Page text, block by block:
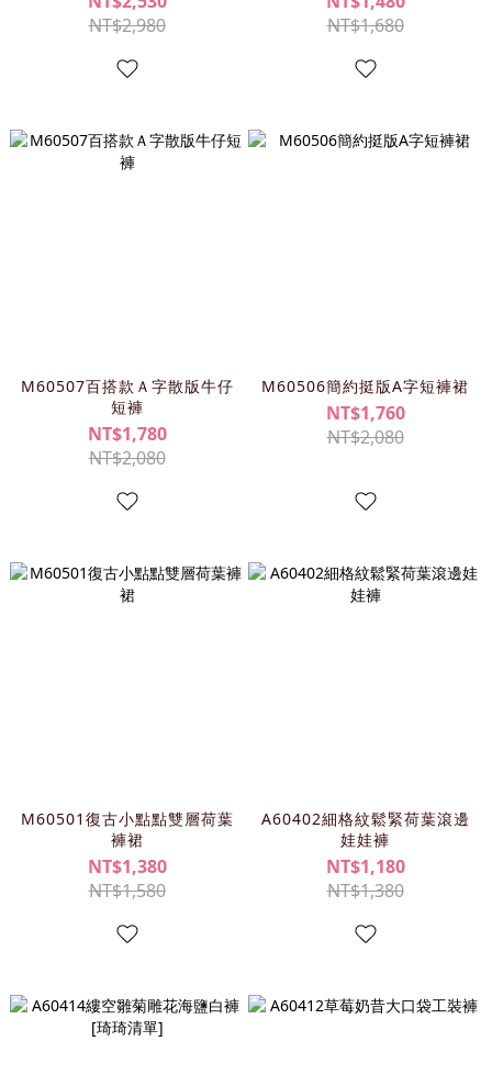
NT$2,980
NT$1,680
M60507百搭款Ａ字散版牛仔
短褲
NT$1,780
NT$2,080
M60506簡約挺版A字短褲裙
NT$1,760
NT$2,080
M60501復古小點點雙層荷葉
褲裙
NT$1,380
NT$1,580
A60402細格紋鬆緊荷葉滾邊
娃娃褲
NT$1,180
NT$1,380